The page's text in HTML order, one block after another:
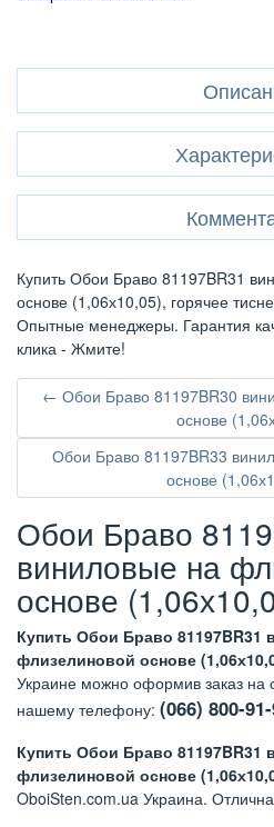
Купить Обои Браво 81197BR31
основе (1,06х10,05), горячее
Опытные менеджеры. Гарантия
клика - Жмите!
← Обои Браво 81197BR30
основе
Обои Браво 81197BR33
основе
Обои Браво
виниловые на
основе
Купить Обои Браво 81197BR31
флизелиновой основе
Украине можно оформив заказ на
нашему телефону: (066) 800-
Купить Обои Браво 81197BR31
флизелиновой основе
OboiSten.com.ua Украина.